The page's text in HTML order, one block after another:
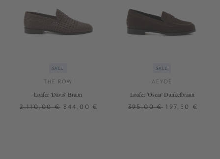
SALE
THE ROW
Loafer 'Davis' Braun
2.110,00 € 844,00 €
SALE
AEYDE
Loafer 'Oscar' Dunkelbraun
395,00 € 197,50 €